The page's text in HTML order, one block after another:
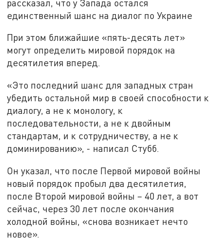
рассказал, что у Запада остался
единственный шанс на диалог по Украине
При этом ближайшие «пять-десять лет»
могут определить мировой порядок на
десятилетия вперед.
«Это последний шанс для западных стран
убедить остальной мир в своей способности к
диалогу, а не к монологу, к
последовательности, а не к двойным
стандартам, и к сотрудничеству, а не к
доминированию», - написал Стубб.
Он указал, что после Первой мировой войны
новый порядок пробыл два десятилетия,
после Второй мировой войны – 40 лет, а вот
сейчас, через 30 лет после окончания
холодной войны, «снова возникает нечто
новое».